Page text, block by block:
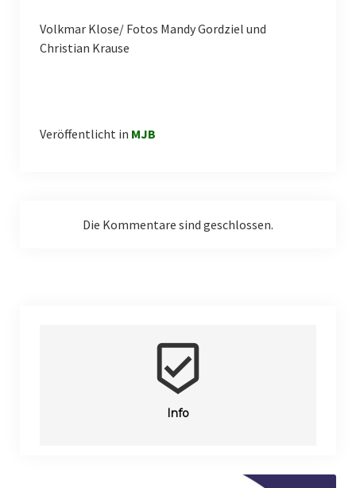
Volkmar Klose/ Fotos Mandy Gordziel und
Christian Krause
Veröffentlicht in MJB
Die Kommentare sind geschlossen.
beenhere
Info